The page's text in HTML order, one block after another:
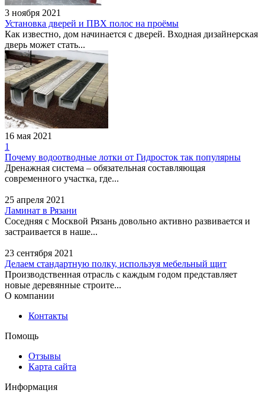
АКБ Инвестторгбанк
Адрес:Омск, улица
Маршала Жукова, 101/1 /
Маяковского, 37 - 1 этаж
Платина,
микрофинансовая
организация
лет Октября, 13/3 - 9
3 ноября 2021
Установка дверей и ПВХ полос на проёмы
Как известно, дом начинается с дверей. Входная дизайнерская
дверь может стать...
16 мая 2021
1
Почему водоотводные лотки от Гидросток так популярны
Дренажная система – обязательная составляющая
современного участка, где...
25 апреля 2021
Ламинат в Рязани
Соседняя с Москвой Рязань довольно активно развивается и
застраивается в наше...
23 сентября 2021
Делаем стандартную полку, используя мебельный щит
Производственная отрасль с каждым годом представляет
новые деревянные строите...
О компании
Контакты
Помощь
Отзывы
Карта сайта
Информация